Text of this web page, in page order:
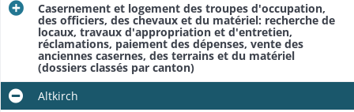
Casernement et logement des troupes d'occupation,
des officiers, des chevaux et du matériel: recherche de
locaux, travaux d'appropriation et d'entretien,
réclamations, paiement des dépenses, vente des
anciennes casernes, des terrains et du matériel
(dossiers classés par canton)
Altkirch